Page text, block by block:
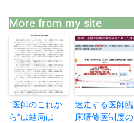
More from my site
”医師のこれか
ら”は結局は
迷走する医師臨
床研修医制度の